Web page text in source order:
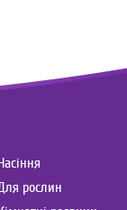
рослин